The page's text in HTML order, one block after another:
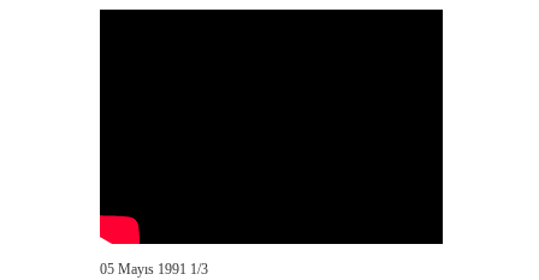
05 Mayıs 1991 1/3